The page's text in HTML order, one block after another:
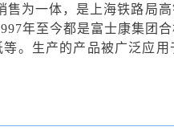
为一体，是上海铁路局
年至今都是富士康集团
。生产的产品被广泛应